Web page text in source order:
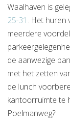
Waalhaven is
25-31 . Het huren
meerdere
de aanwezige
met het zetten
de lunch
kantoorruimte te
Poelmanweg?